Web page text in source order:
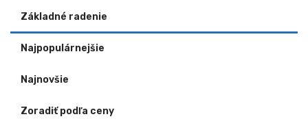
Základné radenie
Najpopulárnejšie
Najnovšie
Zoradiť podľa ceny